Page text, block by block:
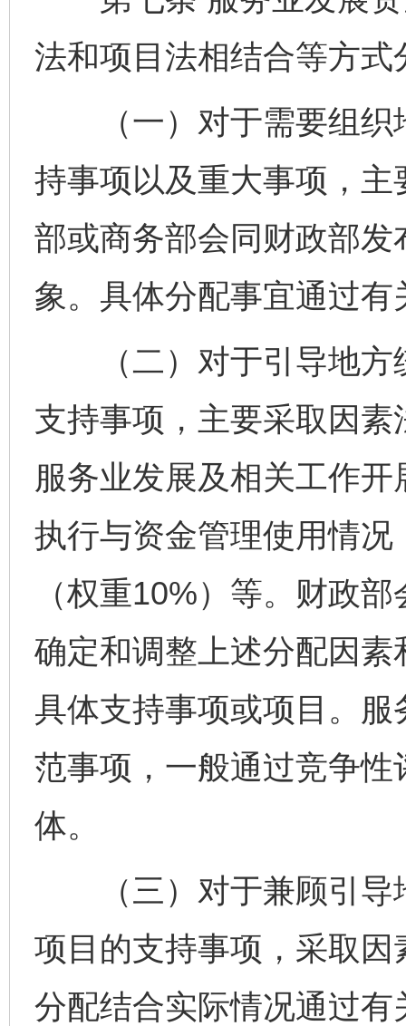
法和项目法相结合等方
（一）对于需要组织
持事项以及重大事项，
部或商务部会同财政部
象。具体分配事宜通过
（二）对于引导地方
支持事项，主要采取因
服务业发展及相关工作
执行与资金管理使用情
（权重10%）等。财政
确定和调整上述分配因
具体支持事项或项目。
范事项，一般通过竞争
体。
（三）对于兼顾引导
项目的支持事项，采取
分配结合实际情况通过